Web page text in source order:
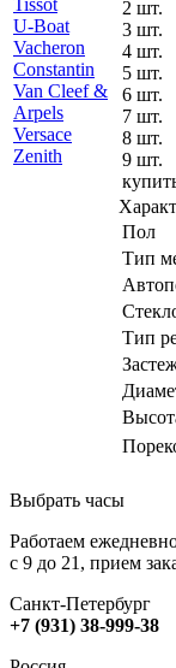
Tissot
U-Boat
Vacheron
Constantin
Van Cleef &
Arpels
Versace
Zenith
2 шт.
3 шт.
4 шт.
5 шт.
6 шт.
7 шт.
8 шт.
9 шт.
Пол
Тип
Тип
Выбрать часы
Работаем
с 9 до 21, прием
Санкт-Петербург
+7 (931) 38-999-38